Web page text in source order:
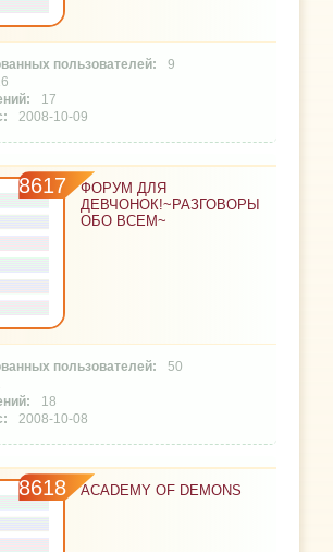
9
17
2008-10-09
8617
ФОРУМ ДЛЯ
ДЕВЧОНОК!~РАЗГОВОРЫ
ОБО ВСЕМ~
50
18
2008-10-08
8618 ACADEMY OF DEMONS